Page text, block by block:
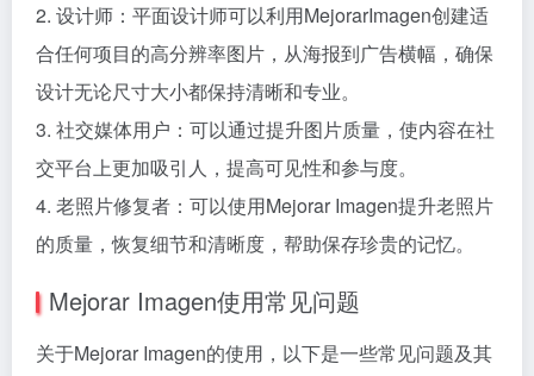
2. 设计师：平面设计师可以利用MejorarImagen创建适
合任何项目的高分辨率图片，从海报到广告横幅，确保
设计无论尺寸大小都保持清晰和专业。
3. 社交媒体用户：可以通过提升图片质量，使内容在社
交平台上更加吸引人，提高可见性和参与度。
4. 老照片修复者：可以使用Mejorar Imagen提升老照片
的质量，恢复细节和清晰度，帮助保存珍贵的记忆。
Mejorar Imagen使用常见问题
关于Mejorar Imagen的使用，以下是一些常见问题及其